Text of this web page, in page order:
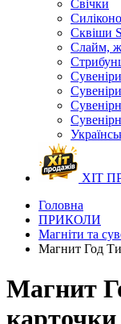
Свічки
Сквіши
Слайм,
ХІТ
Головна
ПРИКОЛИ
Магніти та
Магнит Год
Магнит
карточки